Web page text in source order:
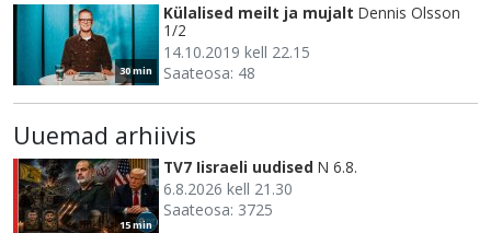
30 min
Külalised meilt ja mujalt Dennis Olsson
1/2
14.10.2019 kell 22.15
Saateosa: 48
Uuemad arhiivis
15 min
TV7 Iisraeli uudised N 6.8.
6.8.2026 kell 21.30
Saateosa: 3725